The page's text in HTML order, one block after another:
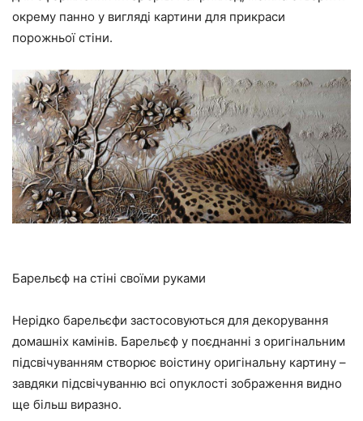
окрему панно у вигляді картини для прикраси
порожньої стіни.
Барельєф на стіні своїми руками
Нерідко барельєфи застосовуються для декорування
домашніх камінів. Барельєф у поєднанні з оригінальним
підсвічуванням створює воістину оригінальну картину –
завдяки підсвічуванню всі опуклості зображення видно
ще більш виразно.